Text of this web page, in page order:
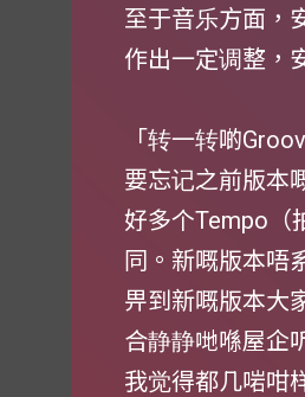
至于音乐方面，
作出一定调整，
「转一转啲
要忘记之前版本
好多个Tempo（
同。新嘅版本唔
畀到新嘅版本大
合静静哋喺屋企
我觉得都几啱咁